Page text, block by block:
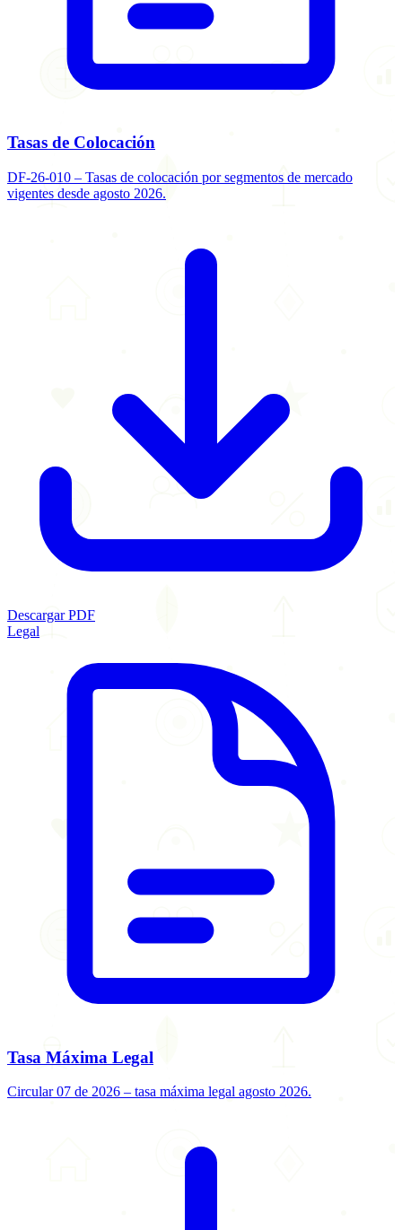
Tasas de Colocación
DF-26-010 – Tasas de colocación por segmentos de mercado
vigentes desde agosto 2026.
Descargar PDF
Legal
Tasa Máxima Legal
Circular 07 de 2026 – tasa máxima legal agosto 2026.